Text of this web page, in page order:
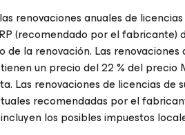
renovaciones anuales de
(recomendado por el
de la renovación. Las
un precio del 22 % del
Las renovaciones de licencias
recomendadas por el
los posibles impuestos